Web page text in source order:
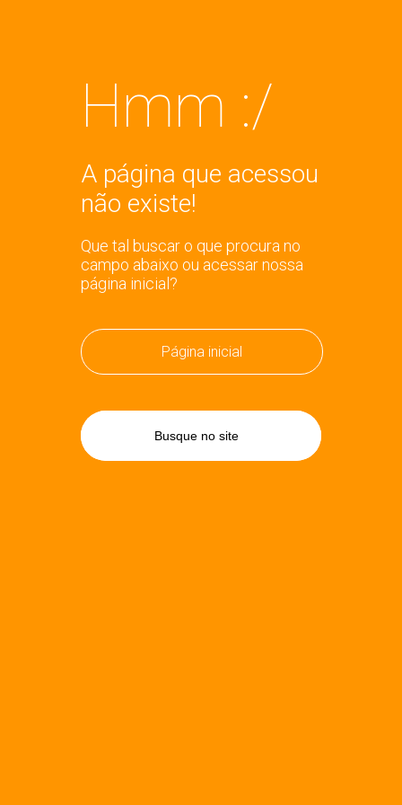
Hmm :/
A página que acessou
não existe!
Que tal buscar o que procura no
campo abaixo ou acessar nossa
página inicial?
Página inicial